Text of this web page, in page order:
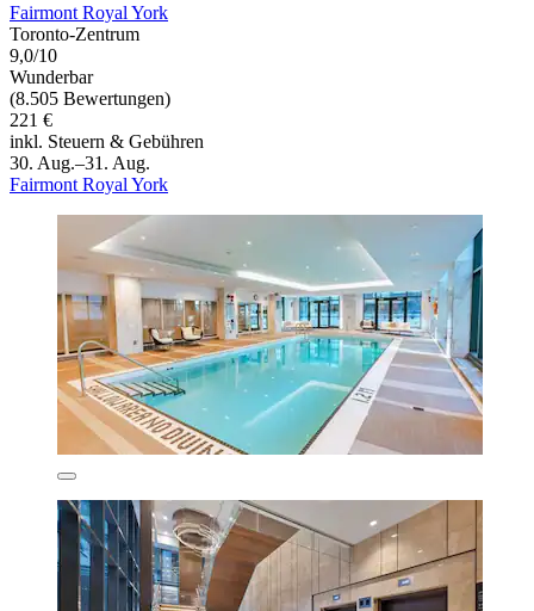
Fairmont Royal York
Toronto-Zentrum
9,0/10
Wunderbar
(8.505 Bewertungen)
221 €
inkl. Steuern & Gebühren
30. Aug.–31. Aug.
Fairmont Royal York